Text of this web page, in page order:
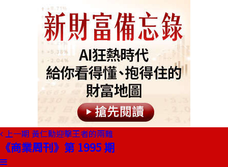
上一期 黃仁勳迎擊王者的兩難
《商業周刊》第 1995 期